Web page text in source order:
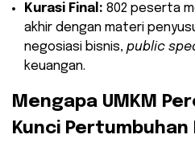
Kurasi Final: 802 peserta
akhir dengan materi
negosiasi bisnis, public
keuangan.
​Mengapa UMKM
Kunci Pertumbuhan